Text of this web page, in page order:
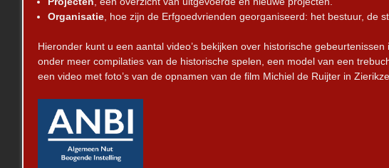
Organisatie , hoe zijn de Erfgoedvrienden georganiseerd: het bestuur, de
Hieronder kunt u een aantal video’s bekijken over historische
onder meer compilaties van de historische spelen, een model van een
een video met foto’s van de opnamen van de film Michiel de Ruijter in